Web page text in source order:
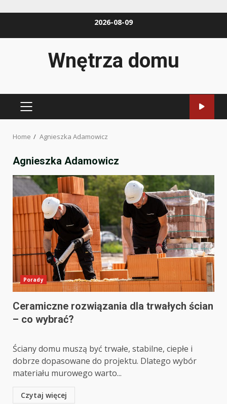
2026-08-09
Wnętrza domu
PRIMARY
Home Agnieszka Adamowicz
Agnieszka Adamowicz
Porady
Ceramiczne rozwiązania dla trwałych ścian
– co wybrać?
Ściany domu muszą być trwałe, stabilne, ciepłe i
dobrze dopasowane do projektu. Dlatego wybór
materiału murowego warto...
Czytaj więcej